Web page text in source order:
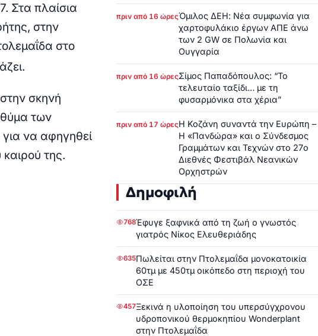
Στα πλαίσια
στην
στο
σκηνή
των
να αφηγηθεί
της.
πριν από 16 ώρεςΌμιλος ΔΕΗ: Νέα συμφωνία για
χαρτοφυλάκιο έργων ΑΠΕ άνω
των 2 GW σε Πολωνία και
Ουγγαρία
πριν από 16 ώρεςΣίμος Παπαδόπουλος: “Το
τελευταίο ταξίδι… με τη
φυσαρμόνικα στα χέρια”
πριν από 17 ώρεςΗ Κοζάνη συναντά την Ευρώπη –
Η «Πανδώρα» και ο Σύνδεσμος
Γραμμάτων και Τεχνών στο 27ο
Διεθνές Φεστιβάλ Νεανικών
Ορχηστρών
Δημοφιλή
768Έφυγε ξαφνικά από τη ζωή ο γνωστός
γιατρός Νίκος Ελευθεριάδης
635Πωλείται στην Πτολεμαΐδα μονοκατοικία
60τμ με 450τμ οικόπεδο στη περιοχή του
ΟΣΕ
457Ξεκινά η υλοποίηση του υπερσύγχρονου
υδροπονικού θερμοκηπίου Wonderplant
στην Πτολεμαΐδα